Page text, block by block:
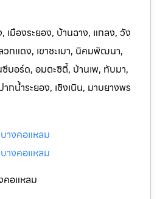
เมืองระยอง, บ้านฉาง, แกลง, วัง
กแดง, เขาชะเมา, นิคมพัฒนา,
บอร์ด, อมตะซิตี้, บ้านเพ, ทับมา,
กน้ำระยอง, เชิงเนิน, มาบยางพร
างคอแหลม
างคอแหลม
คอแหลม